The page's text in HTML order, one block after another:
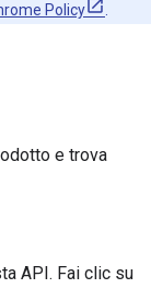
Policy .
e trova
API. Fai clic su